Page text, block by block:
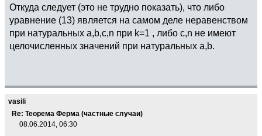
Откуда следует (это не трудно показать), что либо
уравнение (13) является на самом деле неравенством
при натуральных a,b,c,n при k=1 , либо c,n не имеют
целочисленных значений при натуральных a,b.
vasili
Re: Теорема Ферма (частные случаи)
08.06.2014, 06:30